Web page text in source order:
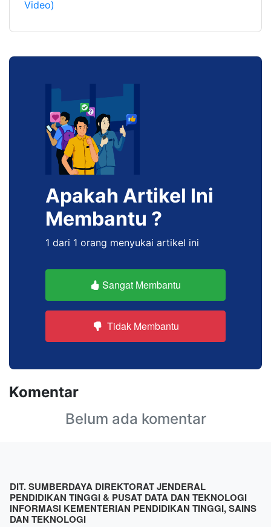
Video)
Apakah Artikel Ini
Membantu ?
1 dari 1 orang menyukai artikel ini
Sangat Membantu
Tidak Membantu
Komentar
Belum ada komentar
DIT. SUMBERDAYA DIREKTORAT JENDERAL
PENDIDIKAN TINGGI & PUSAT DATA DAN TEKNOLOGI
INFORMASI KEMENTERIAN PENDIDIKAN TINGGI, SAINS
DAN TEKNOLOGI